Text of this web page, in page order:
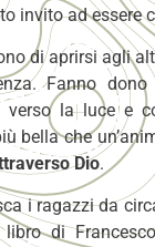
invito ad essere
di aprirsi agli
Fanno
verso la luce e
bella che
Dio.
i ragazzi da
di